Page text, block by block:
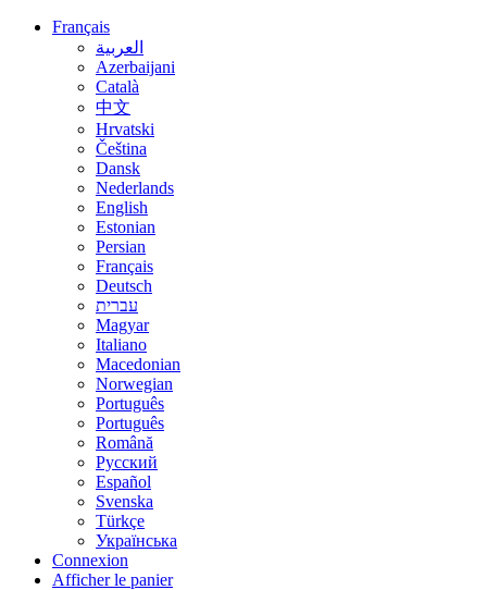
Français
العربية
Azerbaijani
Català
中文
Hrvatski
Čeština
Dansk
Nederlands
English
Estonian
Persian
Français
Deutsch
עברית
Magyar
Italiano
Macedonian
Norwegian
Português
Português
Română
Русский
Español
Svenska
Türkçe
Українська
Connexion
Afficher le panier